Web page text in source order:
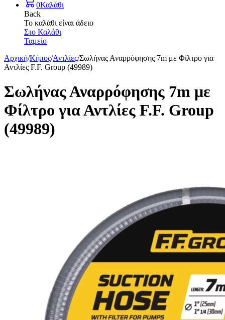
0Καλάθι
Back
Το καλάθι είναι άδειο
Στο Καλάθι
Ταμείο
Αρχική/Κήπος/Αντλίες/Σωλήνας Αναρρόφησης 7m με Φίλτρο για
Αντλίες F.F. Group (49989)
Σωλήνας Αναρρόφησης 7m με
Φίλτρο για Αντλίες F.F. Group
(49989)